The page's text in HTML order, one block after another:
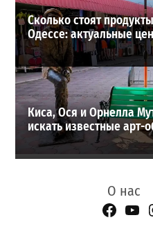
Сколько стоят
Одессе: актуальные
Киса, Ося и Орнелла
искать известные
О нас